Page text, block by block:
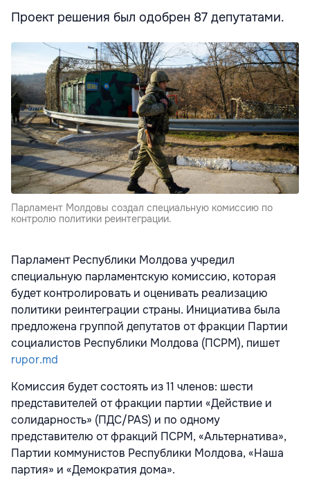
Проект решения был одобрен 87 депутатами.
Парламент Молдовы создал специальную комиссию по
контролю политики реинтеграции.
Парламент Республики Молдова учредил
специальную парламентскую комиссию, которая
будет контролировать и оценивать реализацию
политики реинтеграции страны. Инициатива была
предложена группой депутатов от фракции Партии
социалистов Республики Молдова (ПСРМ), пишет
rupor.md
Комиссия будет состоять из 11 членов: шести
представителей от фракции партии «Действие и
солидарность» (ПДС/PAS) и по одному
представителю от фракций ПСРМ, «Альтернатива»,
Партии коммунистов Республики Молдова, «Наша
партия» и «Демократия дома».